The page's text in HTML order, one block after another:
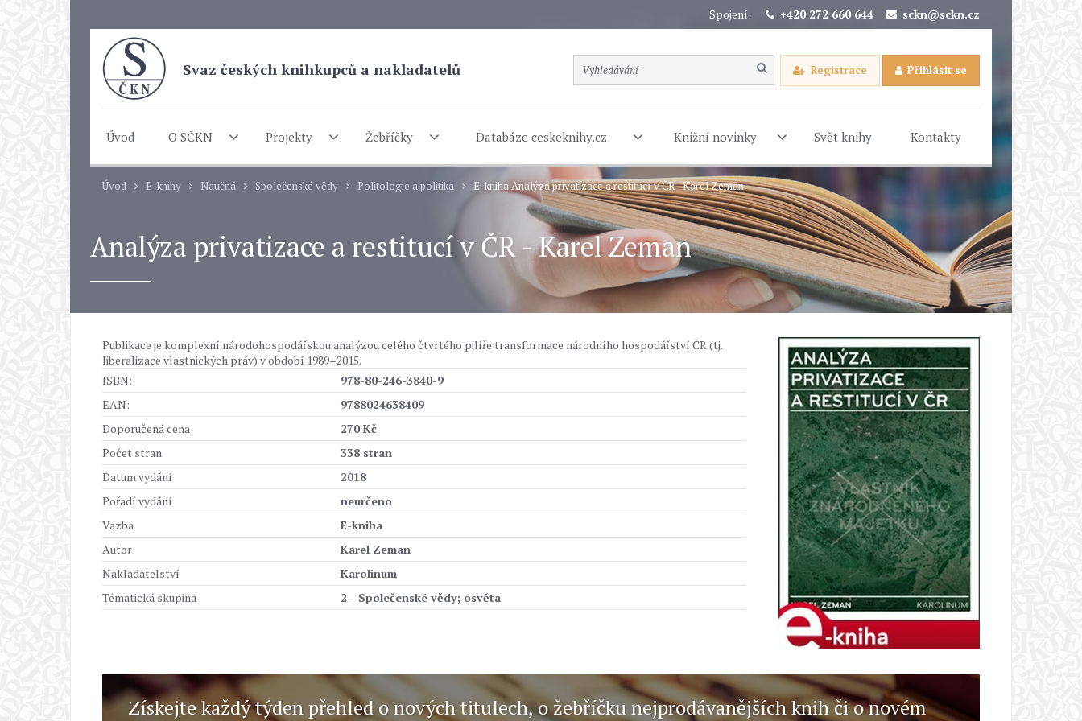
Spojení: +420 272 660 644 sckn@sckn.cz
Svaz českých knihkupců a nakladatelů Registrace Přihlásit se
Úvod O SČKN Projekty Žebříčky Databáze ceskeknihy.cz Knižní novinky Svět knihy Kontakty
Úvod E-knihy Naučná Společenské vědy Politologie a politika E-kniha Analýza privatizace a restitucí v ČR - Karel Zeman
Analýza privatizace a restitucí v ČR - Karel Zeman
Publikace je komplexní národohospodářskou analýzou celého čtvrtého pilíře transformace národního hospodářství ČR (tj.
liberalizace vlastnických práv) v období 1989–2015.
ISBN:
978-80-246-3840-9
EAN:
9788024638409
Doporučená cena:
270 Kč
Počet stran
338 stran
Datum vydání
2018
Pořadí vydání
neurčeno
Vazba
E-kniha
Autor:
Karel Zeman
Nakladatelství
Karolinum
Tématická skupina
2 - Společenské vědy; osvěta
Získejte každý týden přehled o nových titulech, o žebříčku nejprodávanějších knih či o novém